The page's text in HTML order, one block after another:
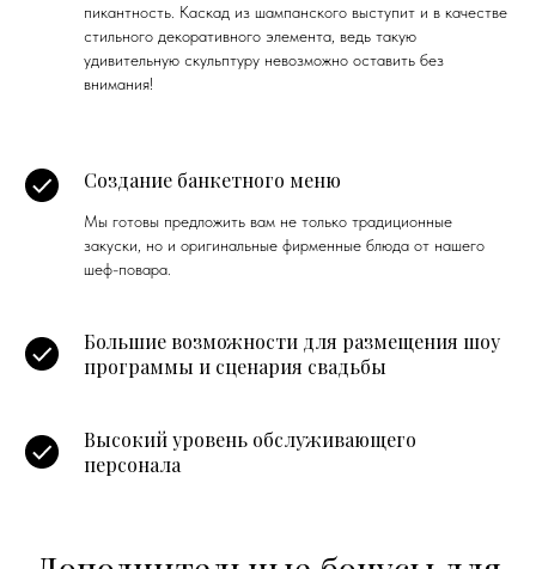
пикантность. Каскад из шампанского выступит и в качестве
стильного декоративного элемента, ведь такую
удивительную скульптуру невозможно оставить без
внимания!
Создание банкетного меню
Мы готовы предложить вам не только традиционные
закуски, но и оригинальные фирменные блюда от нашего
шеф-повара.
Большие возможности для размещения шоу
программы и сценария свадьбы
Высокий уровень обслуживающего
персонала